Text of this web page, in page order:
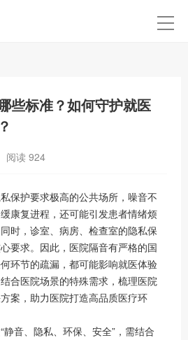
些标准？如何守护就医
阅读 924
保护要求极高的公共场所，噪音不
康复进程，还可能引发患者情绪烦
时，诊室、病房、检查室的隐私保
要求。因此，医院隔音有严格的国
环节的疏漏，都可能影响就医体验
合医院场景的特殊需求，梳理医院
案，助力医院打造高品质医疗环
静音、隐私、环保、安全”，需结合